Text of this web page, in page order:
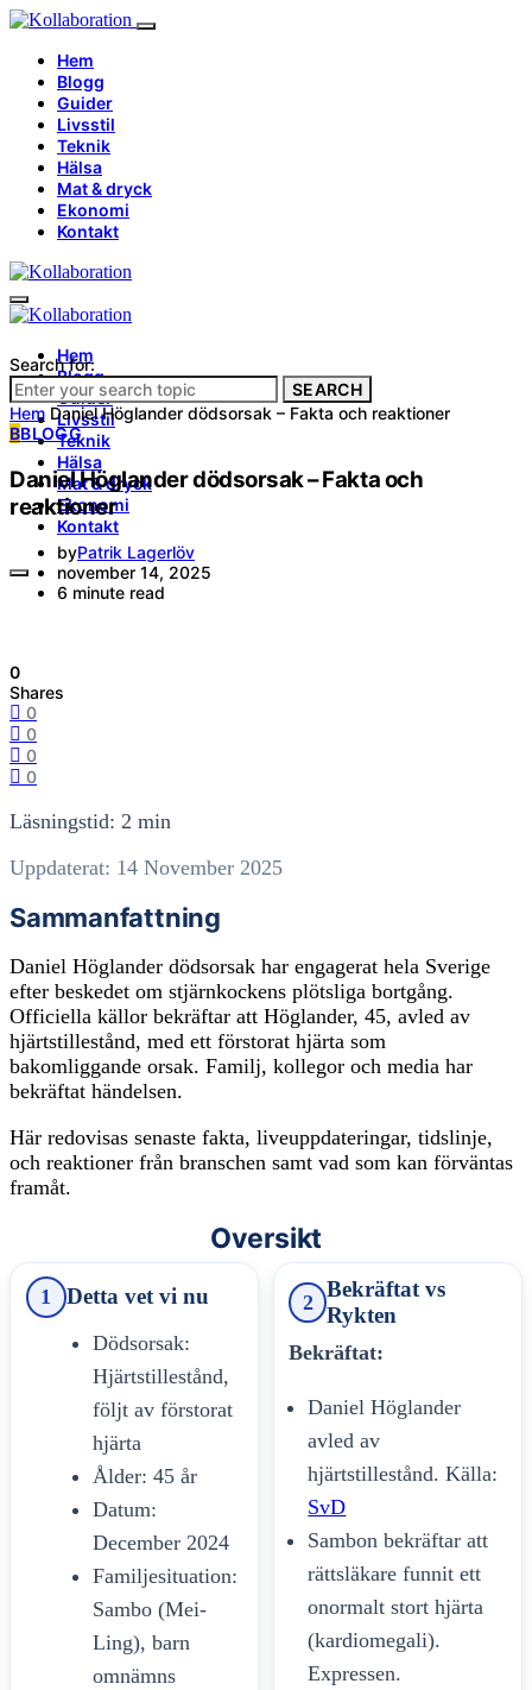
Hem
Blogg
Guider
Livsstil
Teknik
Hälsa
Mat & dryck
Ekonomi
Kontakt
Hem
Blogg
Guider
Livsstil
Teknik
Hälsa
Mat & dryck
Ekonomi
Kontakt
Search for:
SEARCH
Hem Daniel Höglander dödsorsak – Fakta och reaktioner
BBLOGG
Daniel Höglander dödsorsak – Fakta och
reaktioner
byPatrik Lagerlöv
november 14, 2025
6 minute read
0
Shares
0
0
0
0
Läsningstid: 2 min
Uppdaterat: 14 November 2025
Sammanfattning
Daniel Höglander dödsorsak har engagerat hela Sverige
efter beskedet om stjärnkockens plötsliga bortgång.
Officiella källor bekräftar att Höglander, 45, avled av
hjärtstillestånd, med ett förstorat hjärta som
bakomliggande orsak. Familj, kollegor och media har
bekräftat händelsen.
Här redovisas senaste fakta, liveuppdateringar, tidslinje,
och reaktioner från branschen samt vad som kan förväntas
framåt.
Oversikt
1 Detta vet vi nu
Dödsorsak:
Hjärtstillestånd,
följt av förstorat
hjärta
Ålder: 45 år
Datum:
December 2024
Familjesituation:
Sambo (Mei-
Ling), barn
omnämns
2
Bekräftat vs
Rykten
Bekräftat:
Daniel Höglander
avled av
hjärtstillestånd. Källa:
SvD
Sambon bekräftar att
rättsläkare funnit ett
onormalt stort hjärta
(kardiomegali).
Expressen.